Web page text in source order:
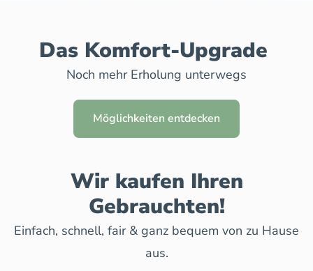
Das Komfort-Upgrade
Noch mehr Erholung unterwegs
Möglichkeiten entdecken
Wir kaufen Ihren
Gebrauchten!
Einfach, schnell, fair & ganz bequem von zu Hause
aus.